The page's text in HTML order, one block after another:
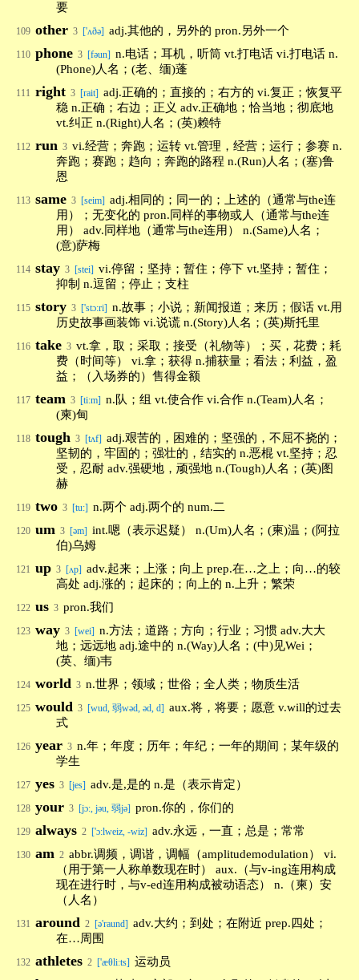
要
109 other 3 ['ʌðə] adj.其他的，另外的 pron.另外一个
110 phone 3 [fəun] n.电话；耳机，听筒 vt.打电话 vi.打电话 n.
(Phone)人名；(老、缅)蓬
111 right 3 [rait] adj.正确的；直接的；右方的 vi.复正；恢复平
稳 n.正确；右边；正义 adv.正确地；恰当地；彻底地
vt.纠正 n.(Right)人名；(英)赖特
112 run 3 vi.经营；奔跑；运转 vt.管理，经营；运行；参赛 n.
奔跑；赛跑；趋向；奔跑的路程 n.(Run)人名；(塞)鲁
恩
113 same 3 [seim] adj.相同的；同一的；上述的（通常与the连
用）；无变化的 pron.同样的事物或人（通常与the连
用） adv.同样地（通常与the连用） n.(Same)人名；
(意)萨梅
114 stay 3 [stei] vi.停留；坚持；暂住；停下 vt.坚持；暂住；
抑制 n.逗留；停止；支柱
115 story 3 ['stɔ:ri] n.故事；小说；新闻报道；来历；假话 vt.用
历史故事画装饰 vi.说谎 n.(Story)人名；(英)斯托里
116 take 3 vt.拿，取；采取；接受（礼物等）；买，花费；耗
费（时间等） vi.拿；获得 n.捕获量；看法；利益，盈
益；（入场券的）售得金额
117 team 3 [ti:m] n.队；组 vt.使合作 vi.合作 n.(Team)人名；
(柬)甸
118 tough 3 [tʌf] adj.艰苦的，困难的；坚强的，不屈不挠的；
坚韧的，牢固的；强壮的，结实的 n.恶棍 vt.坚持；忍
受，忍耐 adv.强硬地，顽强地 n.(Tough)人名；(英)图
赫
119 two 3 [tu:] n.两个 adj.两个的 num.二
120 um 3 [əm] int.嗯（表示迟疑） n.(Um)人名；(柬)温；(阿拉
伯)乌姆
121 up 3 [ʌp] adv.起来；上涨；向上 prep.在…之上；向…的较
高处 adj.涨的；起床的；向上的 n.上升；繁荣
122 us 3 pron.我们
123 way 3 [wei] n.方法；道路；方向；行业；习惯 adv.大大
地；远远地 adj.途中的 n.(Way)人名；(中)见Wei；
(英、缅)韦
124 world 3 n.世界；领域；世俗；全人类；物质生活
125 would 3 [wud, 弱wəd, əd, d] aux.将，将要；愿意 v.will的过去
式
126 year 3 n.年；年度；历年；年纪；一年的期间；某年级的
学生
127 yes 3 [jes] adv.是,是的 n.是（表示肯定）
128 your 3 [jɔ:, jəu, 弱jə] pron.你的，你们的
129 always 2 ['ɔ:lweiz, -wiz] adv.永远，一直；总是；常常
130 am 2 abbr.调频，调谐，调幅（amplitudemodulation） vi.
（用于第一人称单数现在时） aux.（与v-ing连用构成
现在进行时，与v-ed连用构成被动语态） n.（柬）安
（人名）
131 around 2 [ə'raund] adv.大约；到处；在附近 prep.四处；
在…周围
132 athletes 2 ['æθliːts] 运动员